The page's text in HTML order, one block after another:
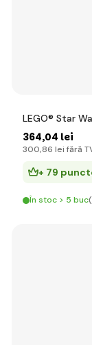
LEGO® Star
364,04 lei
300,86 lei fără
+ 79
În stoc > 5 buc